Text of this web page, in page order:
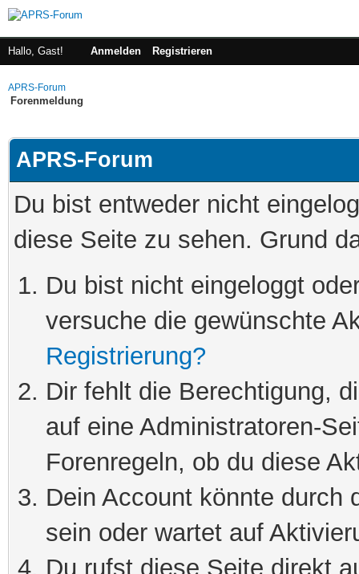
Hallo, Gast! Anmelden Registrieren
APRS-Forum
Forenmeldung
APRS-Forum
Du bist entweder nicht
diese Seite zu sehen. Grund
Du bist nicht eingeloggt
versuche die gewünschte
Registrierung?
Dir fehlt die Berechtigung,
auf eine Administratoren-
Forenregeln, ob du diese
Dein Account könnte durch
sein oder wartet auf
Du rufst diese Seite direkt